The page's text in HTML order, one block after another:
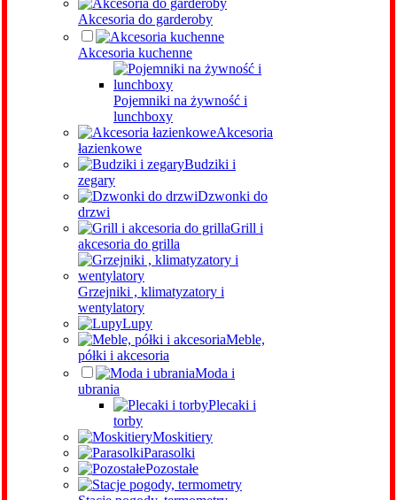
Akcesoria do garderoby
Akcesoria kuchenne
Pojemniki na żywność i
lunchboxy
Akcesoria
łazienkowe
Budziki i
zegary
Dzwonki do
drzwi
Grill i
akcesoria do grilla
Grzejniki , klimatyzatory i
wentylatory
Lupy
Meble,
półki i akcesoria
Moda i
ubrania
Plecaki i
torby
Moskitiery
Parasolki
Pozostałe